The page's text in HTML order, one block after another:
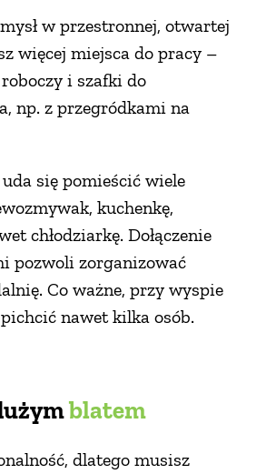
w przestronnej, otwartej
więcej miejsca do pracy –
i szafki do
np. z przegródkami na
się pomieścić wiele
kuchenkę,
chłodziarkę. Dołączenie
pozwoli zorganizować
Co ważne, przy wyspie
nawet kilka osób.
blatem
dlatego musisz